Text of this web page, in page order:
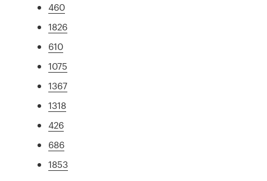
460
1826
610
1075
1367
1318
426
686
1853